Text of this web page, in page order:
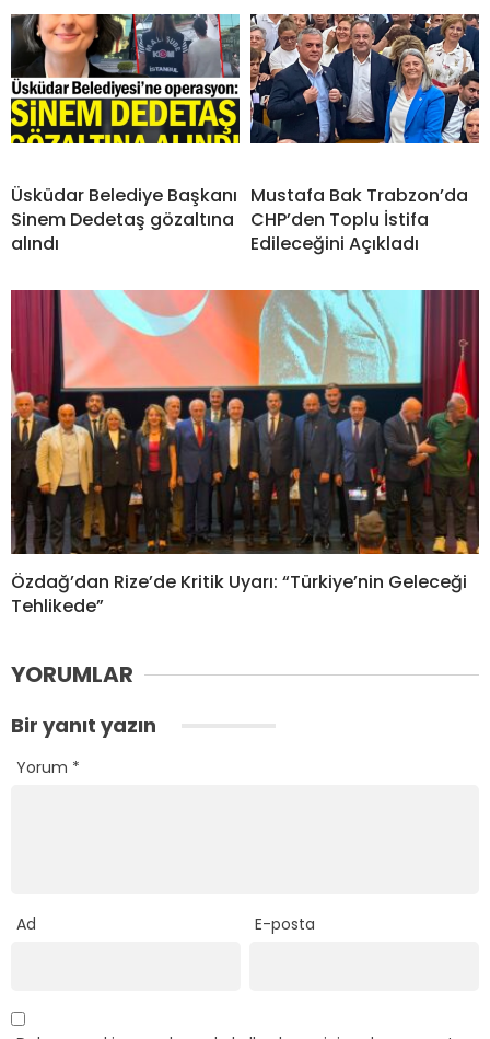
Üsküdar Belediye Başkanı
Sinem Dedetaş gözaltına
alındı
Mustafa Bak Trabzon’da
CHP’den Toplu İstifa
Edileceğini Açıkladı
Özdağ’dan Rize’de Kritik Uyarı: “Türkiye’nin Geleceği
Tehlikede”
YORUMLAR
Bir yanıt yazın
Yorum *
Ad E-posta